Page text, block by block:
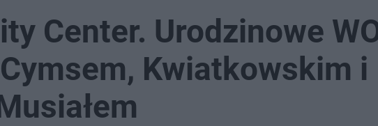
Center. Urodzinowe
Kwiatkowskim i